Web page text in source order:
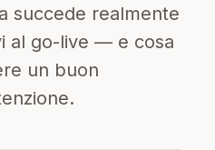
succede realmente
al go-live — e cosa
un buon